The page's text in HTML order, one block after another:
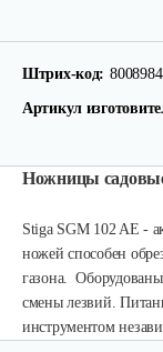
Штрих-код:
Артикул
Ножницы
Stiga SGM 102 AE -
ножей способен
газона.
смены лезвий.
инструментом